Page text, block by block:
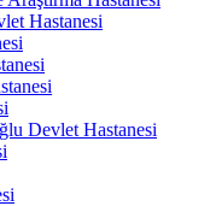
Hastanesi
Devlet Hastanesi